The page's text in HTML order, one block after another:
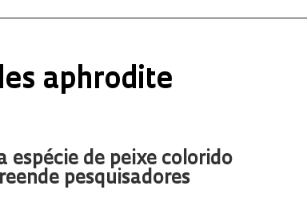
aphrodite
espécie de peixe colorido
pesquisadores